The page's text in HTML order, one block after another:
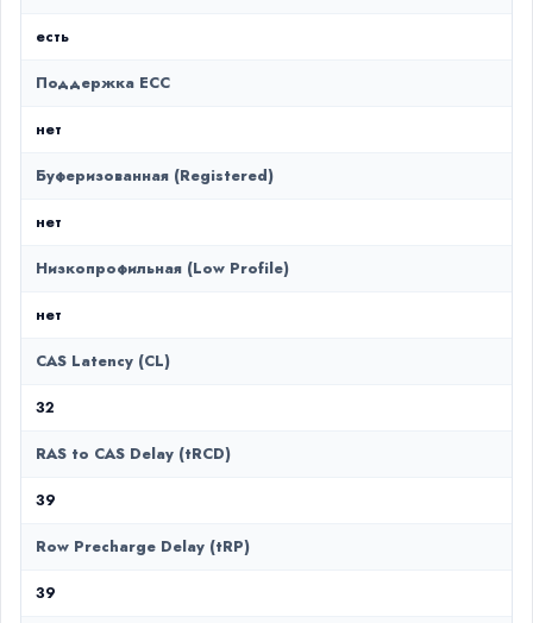
есть
Поддержка ECC
нет
Буферизованная (Registered)
нет
Низкопрофильная (Low Profile)
нет
CAS Latency (CL)
32
RAS to CAS Delay (tRCD)
39
Row Precharge Delay (tRP)
39